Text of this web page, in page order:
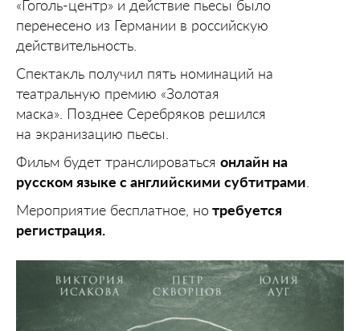
«Гоголь-центр» и действие пьесы было
перенесено из Германии в российскую
действительность.
Спектакль получил пять номинаций на
театральную премию «Золотая
маска». Позднее Серебряков решился
на экранизацию пьесы.
Фильм будет транслироваться онлайн на
русском языке с английскими субтитрами
Мероприятие бесплатное, но требуется
регистрация.